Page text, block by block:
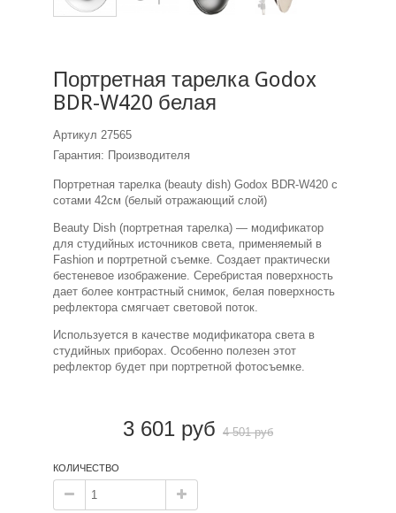
Портретная тарелка Godox
BDR-W420 белая
Артикул 27565
Гарантия: Производителя
Портретная тарелка (beauty dish) Godox BDR-W420 с
сотами 42см (белый отражающий слой)
Beauty Dish (портретная тарелка) — модификатор
для студийных источников света, применяемый в
Fashion и портретной съемке. Создает практически
бестеневое изображение. Серебристая поверхность
дает более контрастный снимок, белая поверхность
рефлектора смягчает световой поток.
Используется в качестве модификатора света в
студийных приборах. Особенно полезен этот
рефлектор будет при портретной фотосъемке.
3 601 руб 4 501 руб
КОЛИЧЕСТВО